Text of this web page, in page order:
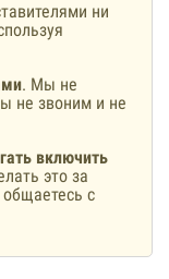
ни
. Мы не
не звоним и не
включить
это за
с